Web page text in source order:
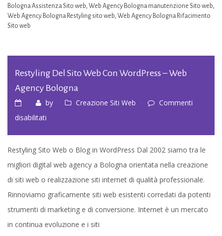
Bologna Assistenza Sito web, Web Agency Bologna manutenzione Sito web,
Web Agency Bologna Restyling sito web, Web Agency Bologna Rifacimento
Sito web
Restyling Del Sito Web Con WordPress – Web
Agency Bologna
by Creazione Siti Web
Commenti
disabilitati
del
sito
web
con
WordPress
–
Restyling Sito Web o Blog in WordPress Dal 2002 siamo tra le
migliori digital web agency a Bologna orientata nella creazione
di siti web o realizzazione siti internet di qualità professionale.
Rinnoviamo graficamente siti web esistenti corredati da potenti
strumenti di marketing e di conversione. Internet è un mercato
in continua evoluzione e i siti